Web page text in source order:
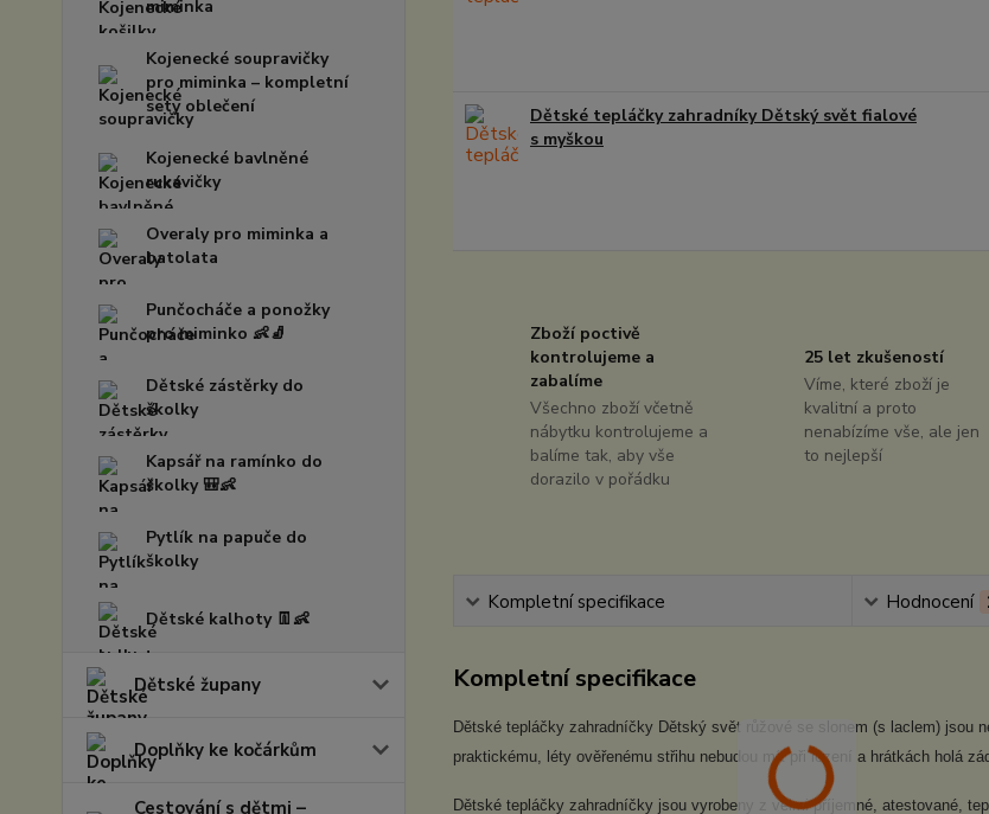
miminka
Kojenecké soupravičky
pro miminka – kompletní
sety oblečení
Kojenecké bavlněné
rukavičky
Overaly pro miminka a
batolata
Punčocháče a ponožky
pro miminko 👶🧦
Dětské zástěrky do
školky
Kapsář na ramínko do
školky 🎒👶
Pytlík na papuče do
školky
Dětské kalhoty 👖👶
Dětské župany
Doplňky ke kočárkům
Cestování s dětmi –
Dětské tepláčky zahradníky Dětský svět fialové
s myškou
Zboží poctivě
kontrolujeme a
zabalíme
Všechno zboží včetně
nábytku kontrolujeme a
balíme tak, aby vše
dorazilo v pořádku
25 let zkušeností
Víme, které zboží je
kvalitní a proto
nenabízíme vše, ale jen
to nejlepší
Kompletní specifikace Hodnocení
Kompletní specifikace
Dětské tepláčky zahradníčky Dětský svět růžové se slonem (s laclem) jsou
praktickému, léty ověřenému střihu nebudou mít při lození a hrátkách holá
Dětské tepláčky zahradníčky jsou vyrobeny z velmi příjemné, atestované,